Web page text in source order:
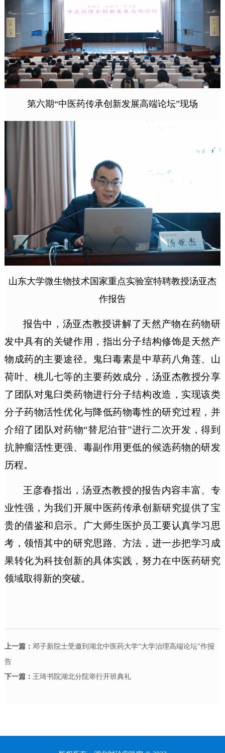
第六期“中医药传承创新发展高端论坛”现场
山东大学微生物技术国家重点实验室特聘教授汤亚杰
作报告
报告中，汤亚杰教授讲解了天然产物在药物研
发中具有的关键作用，指出分子结构修饰是天然产
物成药的主要途径。鬼臼毒素是中草药八角莲、山
荷叶、桃儿七等的主要药效成分，汤亚杰教授分享
了团队对鬼臼类药物进行分子结构改造，实现该类
分子药物活性优化与降低药物毒性的研究过程，并
介绍了团队对药物“替尼泊苷”进行二次开发，得到
抗肿瘤活性更强、毒副作用更低的候选药物的研发
历程。
王彦春指出，汤亚杰教授的报告内容丰富、专
业性强，为我们开展中医药传承创新研究提供了宝
贵的借鉴和启示。广大师生医护员工要认真学习思
考，领悟其中的研究思路、方法，进一步把学习成
果转化为科技创新的具体实践，努力在中医药研究
领域取得新的突破。
上一篇： 邓子新院士受邀到湖北中医药大学“大学治理高端论坛”作报
告
下一篇： 王琦书院湖北分院举行开班典礼